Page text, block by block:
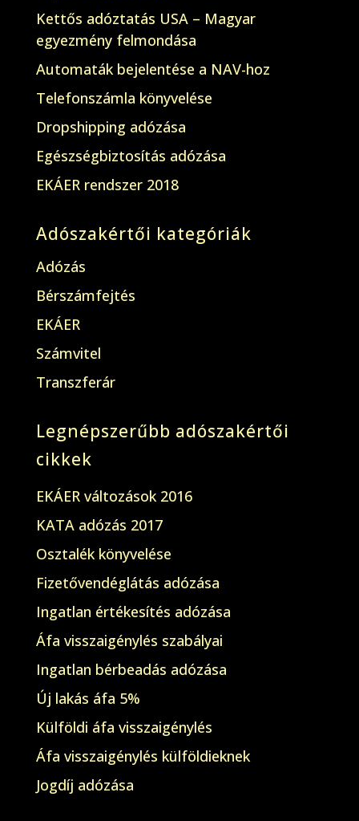
Kettős adóztatás USA – Magyar
egyezmény felmondása
Automaták bejelentése a NAV-hoz
Telefonszámla könyvelése
Dropshipping adózása
Egészségbiztosítás adózása
EKÁER rendszer 2018
Adószakértői kategóriák
Adózás
Bérszámfejtés
EKÁER
Számvitel
Transzferár
Legnépszerűbb adószakértői
cikkek
EKÁER változások 2016
KATA adózás 2017
Osztalék könyvelése
Fizetővendéglátás adózása
Ingatlan értékesítés adózása
Áfa visszaigénylés szabályai
Ingatlan bérbeadás adózása
Új lakás áfa 5%
Külföldi áfa visszaigénylés
Áfa visszaigénylés külföldieknek
Jogdíj adózása